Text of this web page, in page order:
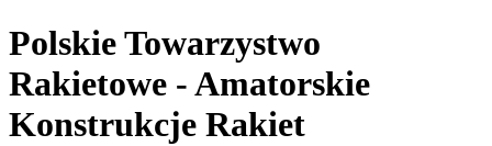
Polskie Towarzystwo
Rakietowe - Amatorskie
Konstrukcje Rakiet